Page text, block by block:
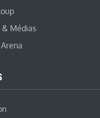
& Médias
Arena